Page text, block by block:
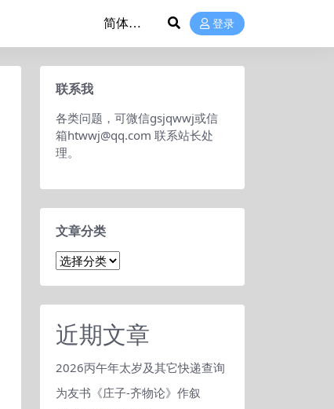
登录
联系我
各类问题，可微信gsjqwwj或信
箱htwwj@qq.com 联系站长处
理。
文章分类
文
近期文章
2026丙午年太岁及其它快递查询
为友书《庄子-齐物论》作叙